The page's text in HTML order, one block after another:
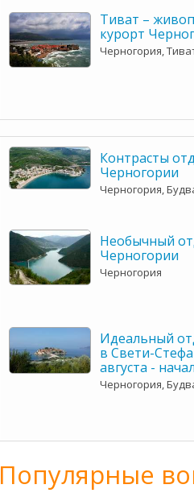
Тиват –
курорт
Черногория,
Контрасты
Черногории
Черногория,
Необычный
Черногории
Черногория
Идеальный
в Свети-
августа -
Черногория,
Популярные